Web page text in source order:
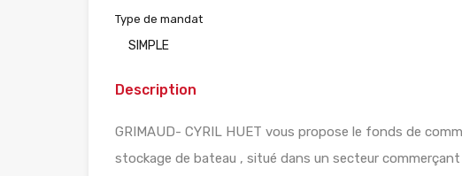
Type de mandat
SIMPLE
Description
GRIMAUD- CYRIL HUET vous propose le fonds de
stockage de bateau , situé dans un secteur commerçant